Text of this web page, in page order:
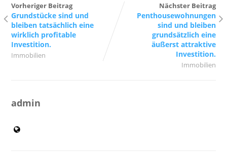
Vorheriger Beitrag
Grundstücke sind und
bleiben tatsächlich eine
wirklich profitable
Investition.
Immobilien
Nächster Beitrag
Penthousewohnungen
sind und bleiben
grundsätzlich eine
äußerst attraktive
Investition.
Immobilien
admin